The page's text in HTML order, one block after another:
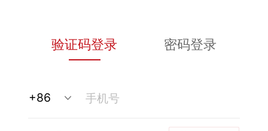
验证码登录 密码登录